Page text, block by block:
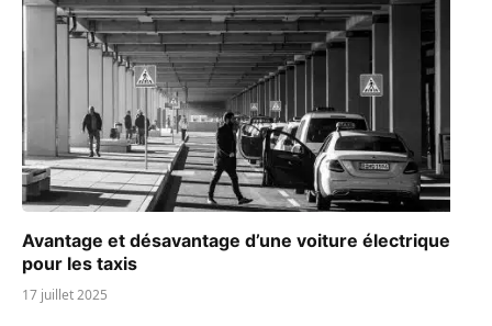
Avantage et désavantage d’une voiture électrique
pour les taxis
17 juillet 2025